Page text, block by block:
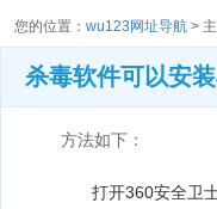
您的位置： wu123网址导航 >
杀毒软件可以安
方法如下：
打开360安全卫